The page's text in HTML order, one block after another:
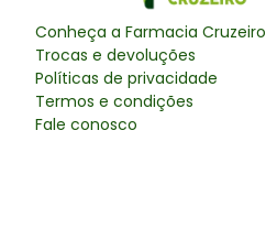
Conheça a Farmacia Cruzeiro
Trocas e devoluções
Políticas de privacidade
Termos e condições
Fale conosco